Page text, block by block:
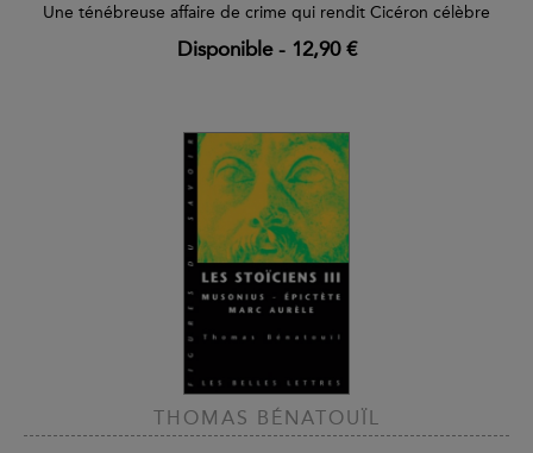
Une ténébreuse affaire de crime qui rendit Cicéron célèbre
Disponible- 12,90 €
THOMAS BÉNATOUÏL